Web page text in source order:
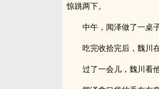
惊跳两下。
中午，闻泽做了一桌
吃完收拾完后，魏川
过了一会儿，魏川看